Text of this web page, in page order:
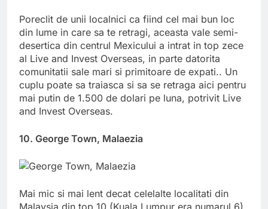
Poreclit de unii localnici ca fiind cel mai bun loc
din lume in care sa te retragi, aceasta vale semi-
desertica din centrul Mexicului a intrat in top zece
al Live and Invest Overseas, in parte datorita
comunitatii sale mari si primitoare de expati.. Un
cuplu poate sa traiasca si sa se retraga aici pentru
mai putin de 1.500 de dolari pe luna, potrivit Live
and Invest Overseas.
10. George Town, Malaezia
Mai mic si mai lent decat celelalte localitati din
Malaysia din top 10 (Kuala Lumpur era numarul 6),